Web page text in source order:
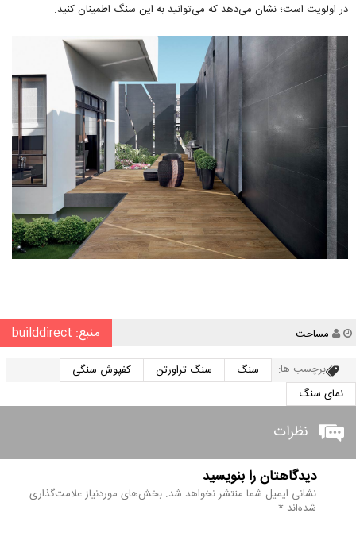
در اولویت است؛ نشان می‌دهد که می‌توانید به این سنگ اطمینان کنید.
نویسنده
مساحت منبع: builddirect
برچسب ها: سنگ سنگ تراورتن
کفپوش سنگی
نمای سنگ
نظرات
دیدگاهتان را بنویسید
نشانی ایمیل شما منتشر نخواهد شد. بخش‌های موردنیاز علامت‌گذاری
شده‌اند *